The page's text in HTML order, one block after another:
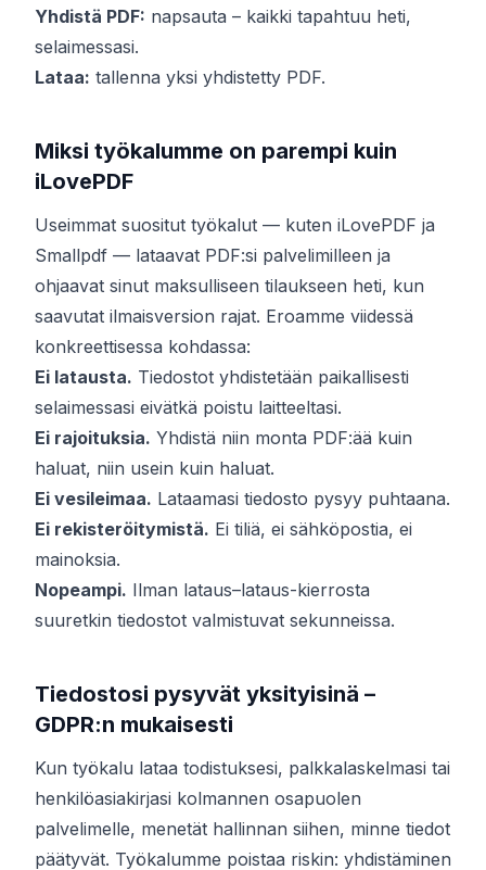
Yhdistä PDF: napsauta – kaikki tapahtuu heti,
selaimessasi.
Lataa: tallenna yksi yhdistetty PDF.
Miksi työkalumme on parempi kuin
iLovePDF
Useimmat suositut työkalut — kuten iLovePDF ja
Smallpdf — lataavat PDF:si palvelimilleen ja
ohjaavat sinut maksulliseen tilaukseen heti, kun
saavutat ilmaisversion rajat. Eroamme viidessä
konkreettisessa kohdassa:
Ei latausta. Tiedostot yhdistetään paikallisesti
selaimessasi eivätkä poistu laitteeltasi.
Ei rajoituksia. Yhdistä niin monta PDF:ää kuin
haluat, niin usein kuin haluat.
Ei vesileimaa. Lataamasi tiedosto pysyy puhtaana.
Ei rekisteröitymistä. Ei tiliä, ei sähköpostia, ei
mainoksia.
Nopeampi. Ilman lataus–lataus-kierrosta
suuretkin tiedostot valmistuvat sekunneissa.
Tiedostosi pysyvät yksityisinä –
GDPR:n mukaisesti
Kun työkalu lataa todistuksesi, palkkalaskelmasi tai
henkilöasiakirjasi kolmannen osapuolen
palvelimelle, menetät hallinnan siihen, minne tiedot
päätyvät. Työkalumme poistaa riskin: yhdistäminen